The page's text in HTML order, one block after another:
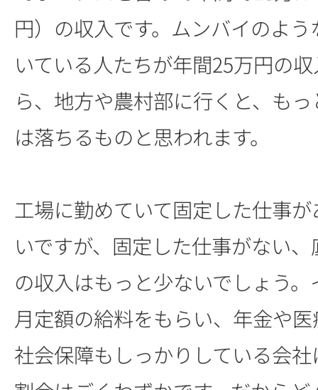
円）の収入です。ムンバイのよ
いている人たちが年間25万円の
ら、地方や農村部に行くと、も
は落ちるものと思われます。
工場に勤めていて固定した仕事
いですが、固定した仕事がない
の収入はもっと少ないでしょう
月定額の給料をもらい、年金や
社会保障もしっかりしている会